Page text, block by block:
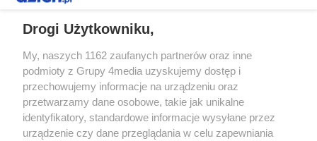
Drogi Użytkowniku,
My, naszych 1162 zaufanych partnerów oraz inne
podmioty z Grupy 4media uzyskujemy dostęp i
przechowujemy informacje na urządzeniu oraz
przetwarzamy dane osobowe, takie jak unikalne
identyfikatory, standardowe informacje wysyłane przez
urządzenie czy dane przeglądania w celu zapewniania